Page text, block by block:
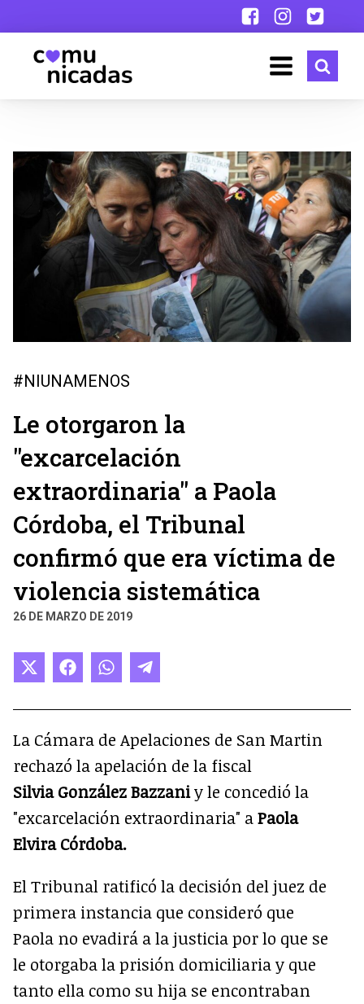
#NIUNAMENOS
Le otorgaron la
"excarcelación
extraordinaria" a Paola
Córdoba, el Tribunal
confirmó que era víctima de
violencia sistemática
26 DE MARZO DE 2019
Compartir
X
Compartir
Facebook
Compartir
WhatsApp
Compartir
Telegram
La Cámara de Apelaciones de San Martin
rechazó la apelación de la fiscal
Silvia González Bazzaniy le concedió la
"excarcelación extraordinaria" aPaola
Elvira Córdoba.
El Tribunal ratificó la decisión del juez de
primera instancia que consideró que
Paola no evadirá a la justicia por lo que se
le otorgaba la prisión domiciliaria y que
tanto ella como su hija se encontraban